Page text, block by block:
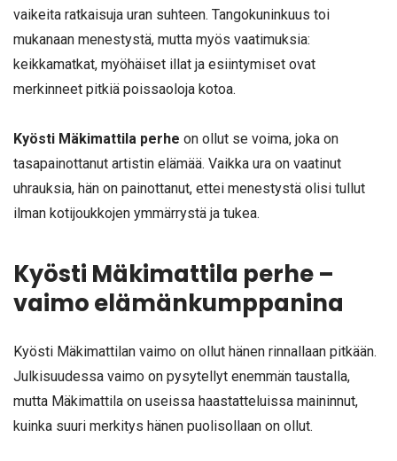
vaikeita ratkaisuja uran suhteen. Tangokuninkuus toi
mukanaan menestystä, mutta myös vaatimuksia:
keikkamatkat, myöhäiset illat ja esiintymiset ovat
merkinneet pitkiä poissaoloja kotoa.
Kyösti Mäkimattila perhe on ollut se voima, joka on
tasapainottanut artistin elämää. Vaikka ura on vaatinut
uhrauksia, hän on painottanut, ettei menestystä olisi tullut
ilman kotijoukkojen ymmärrystä ja tukea.
Kyösti Mäkimattila perhe –
vaimo elämänkumppanina
Kyösti Mäkimattilan vaimo on ollut hänen rinnallaan pitkään.
Julkisuudessa vaimo on pysytellyt enemmän taustalla,
mutta Mäkimattila on useissa haastatteluissa maininnut,
kuinka suuri merkitys hänen puolisollaan on ollut.